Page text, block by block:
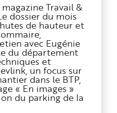
Travail &
dossier du mois
de hauteur et
avec Eugénie
du département
et
un focus sur
dans le BTP,
« En images »
du parking de la